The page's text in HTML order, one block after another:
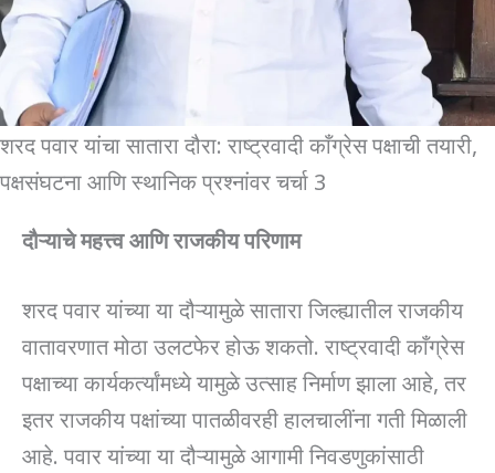
शरद पवार यांचा सातारा दौरा: राष्ट्रवादी काँग्रेस पक्षाची तयारी,
पक्षसंघटना आणि स्थानिक प्रश्नांवर चर्चा 3
दौऱ्याचे महत्त्व आणि राजकीय परिणाम
शरद पवार यांच्या या दौऱ्यामुळे सातारा जिल्ह्यातील राजकीय
वातावरणात मोठा उलटफेर होऊ शकतो. राष्ट्रवादी काँग्रेस
पक्षाच्या कार्यकर्त्यांमध्ये यामुळे उत्साह निर्माण झाला आहे, तर
इतर राजकीय पक्षांच्या पातळीवरही हालचालींना गती मिळाली
आहे. पवार यांच्या या दौऱ्यामुळे आगामी निवडणुकांसाठी